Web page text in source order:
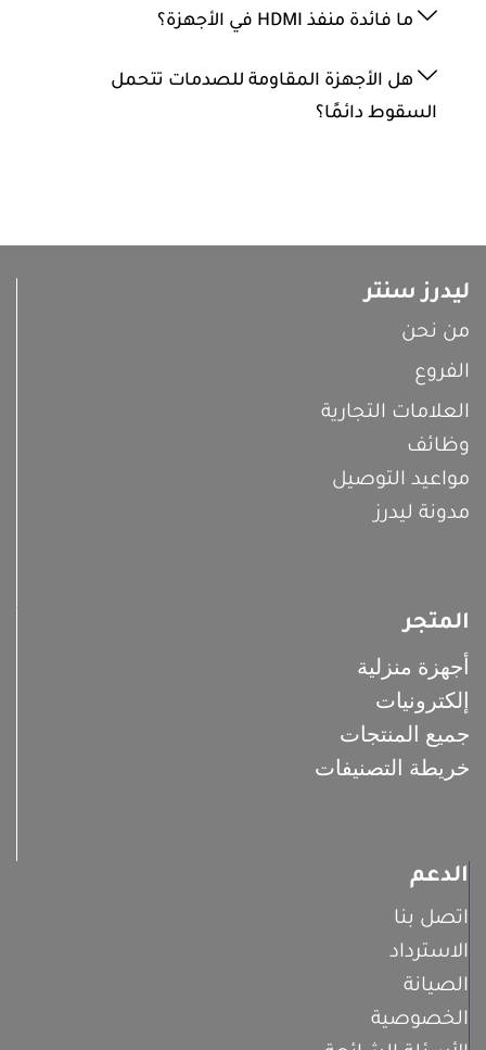
ما فائدة منفذ HDMI في الأجهزة؟
هل الأجهزة المقاومة للصدمات تتحمل
السقوط دائمًا؟
ليدرز سنتر
من نحن
الفروع
العلامات التجارية
وظائف
مواعيد التوصيل
مدونة ليدرز
المتجر
أجهزة منزلية
إلكترونيات
جميع المنتجات
خريطة التصنيفات
الدعم
اتصل بنا
الاسترداد
الصيانة
الخصوصية